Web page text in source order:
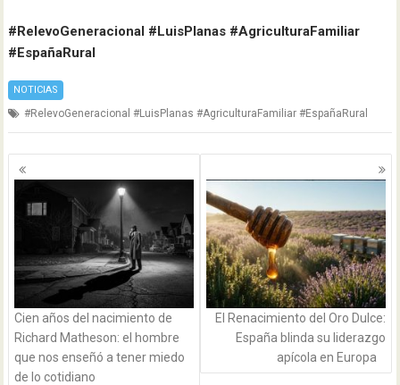
#RelevoGeneracional #LuisPlanas #AgriculturaFamiliar
#EspañaRural
NOTICIAS
#RelevoGeneracional #LuisPlanas #AgriculturaFamiliar #EspañaRural
Navegación
de
entradas
Cien años del nacimiento de
Richard Matheson: el hombre
que nos enseñó a tener miedo
de lo cotidiano
El Renacimiento del Oro Dulce:
España blinda su liderazgo
apícola en Europa